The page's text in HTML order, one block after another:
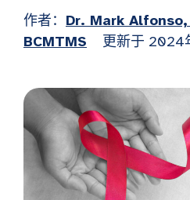
作者： Dr. Mark
BCMTMS
更新于 2024